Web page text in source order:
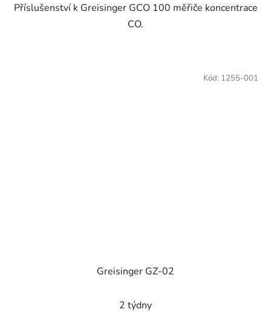
Příslušenství k Greisinger GCO 100 měřiče koncentrace
CO.
Greisinger GZ-02
2 týdny
Kód: 1255-001